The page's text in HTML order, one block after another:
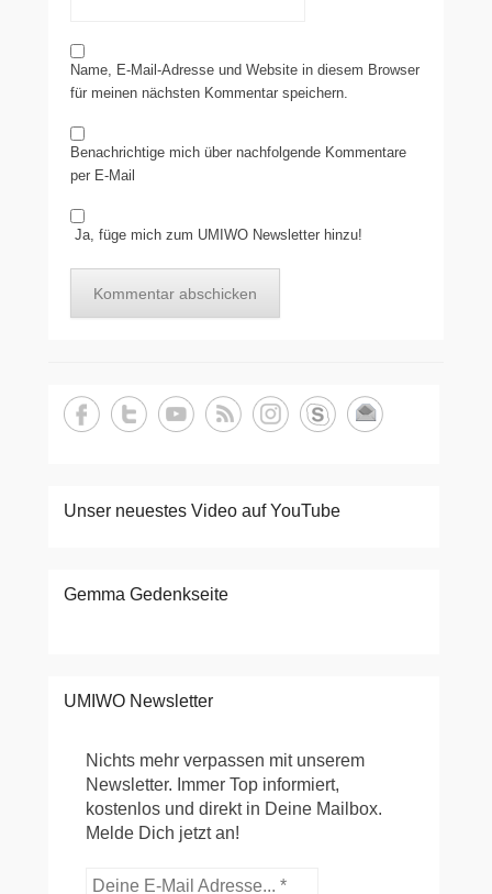
Name, E-Mail-Adresse und Website in diesem Browser
für meinen nächsten Kommentar speichern.
Benachrichtige mich über nachfolgende Kommentare
per E-Mail
Ja, füge mich zum UMIWO Newsletter hinzu!
Unser neuestes Video auf YouTube
Gemma Gedenkseite
UMIWO Newsletter
Nichts mehr verpassen mit unserem
Newsletter. Immer Top informiert,
kostenlos und direkt in Deine Mailbox.
Melde Dich jetzt an!